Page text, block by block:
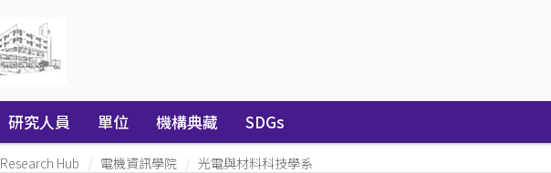
研究人員 單位 機構典藏 SDGs
Hub 電機資訊學院 光電與材料科技學系